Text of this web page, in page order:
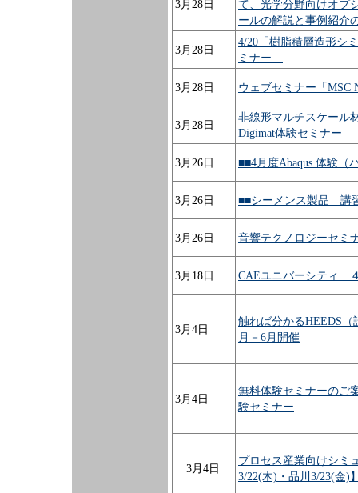
3月28日
て、光学分野向けオプ
ールの解説と事例紹介
3月28日
4/20「樹脂積層造形シ
ミナー」
3月28日 ウェブセミナー「MSC
3月28日
非線形マルチスケール
Digimat体験セミナー
3月26日 ■■4月度Abaqus 体験（
3月26日 ■■シーメンス製品 講
3月26日 音響テクノロジーセミ
3月18日 CAEユニバーシティ
3月4日
触れば分かるHEEDS
月－6月開催
3月4日
無料体験セミナーのご
験セミナー
3月4日
プロセス産業向けシミ
3/22(木)・品川3/23(金)